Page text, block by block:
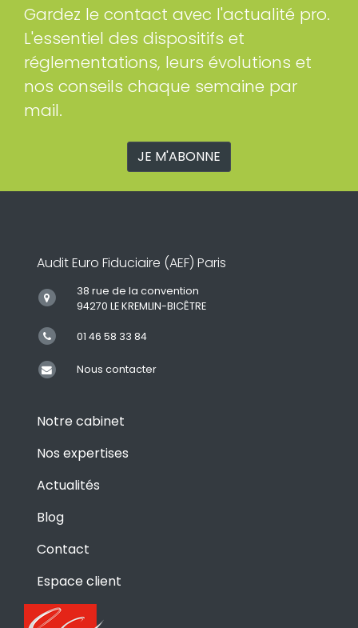
Gardez le contact avec l'actualité pro.
L'essentiel des dispositifs et
réglementations, leurs évolutions et
nos conseils chaque semaine par
mail.
JE M'ABONNE
Audit Euro Fiduciaire (AEF) Paris
38 rue de la convention
94270 LE KREMLIN-BICÊTRE
01 46 58 33 84
Nous contacter
Notre cabinet
Nos expertises
Actualités
Blog
Contact
Espace client